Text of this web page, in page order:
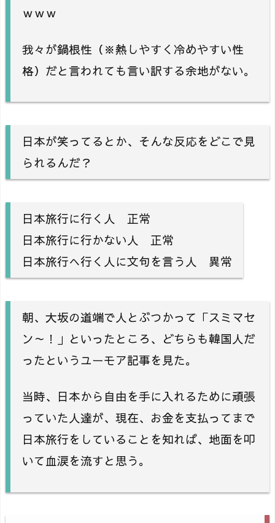
ｗｗｗ
我々が鍋根性（※熱しやすく冷めやすい性
格）だと言われても言い訳する余地がない。
日本が笑ってるとか、そんな反応をどこで見
られるんだ？
日本旅行に行く人 正常
日本旅行に行かない人 正常
日本旅行へ行く人に文句を言う人 異常
朝、大坂の道端で人とぶつかって「スミマセ
ン～！」といったところ、どちらも韓国人だ
ったというユーモア記事を見た。
当時、日本から自由を手に入れるために頑張
っていた人達が、現在、お金を支払ってまで
日本旅行をしていることを知れば、地面を叩
いて血涙を流すと思う。